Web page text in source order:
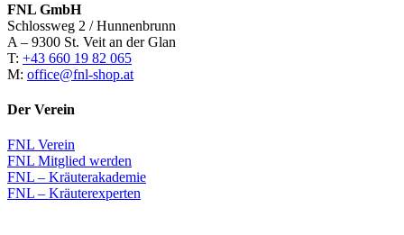
FNL GmbH
Schlossweg 2 / Hunnenbrunn
A – 9300 St. Veit an der Glan
T: +43 660 19 82 065
M: office@fnl-shop.at
Der Verein
FNL Verein
FNL Mitglied werden
FNL – Kräuterakademie
FNL – Kräuterexperten